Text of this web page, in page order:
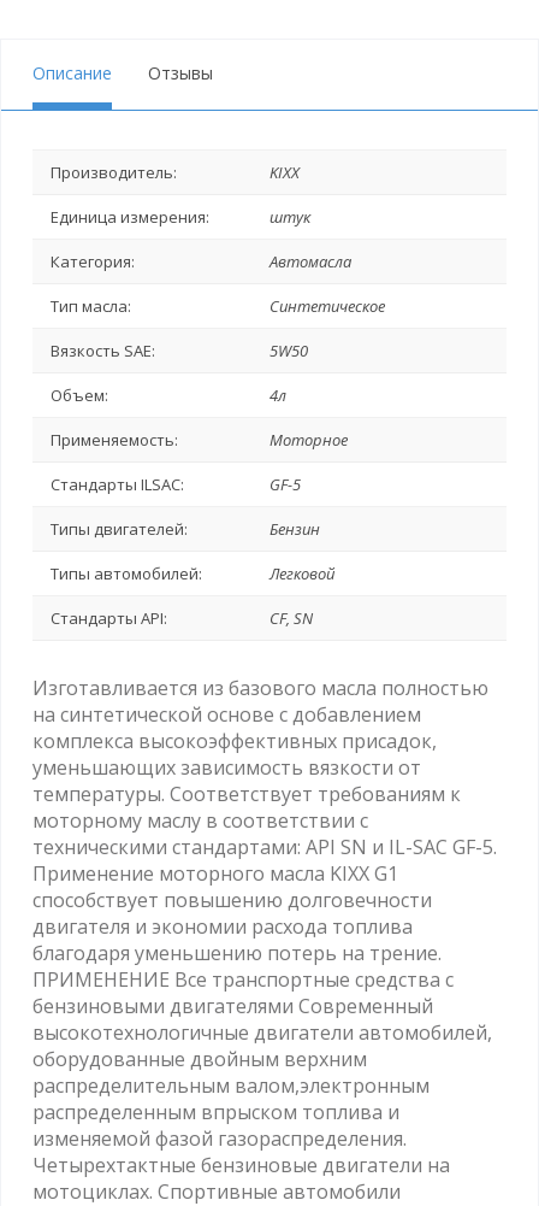
Описание Отзывы
Производитель: KIXX
Единица измерения: штук
Категория: Автомасла
Тип масла: Синтетическое
Вязкость SAE: 5W50
Объем: 4л
Применяемость: Моторное
Стандарты ILSAC: GF-5
Типы двигателей: Бензин
Типы автомобилей: Легковой
Стандарты API: CF, SN
Изготавливается из базового масла полностью
на синтетической основе с добавлением
комплекса высокоэффективных присадок,
уменьшающих зависимость вязкости от
температуры. Соответствует требованиям к
моторному маслу в соответствии с
техническими стандартами: API SN и IL-SAC GF-5.
Применение моторного масла KIXX G1
способствует повышению долговечности
двигателя и экономии расхода топлива
благодаря уменьшению потерь на трение.
ПРИМЕНЕНИЕ Все транспортные средства с
бензиновыми двигателями Современный
высокотехнологичные двигатели автомобилей,
оборудованные двойным верхним
распределительным валом,электронным
распределенным впрыском топлива и
изменяемой фазой газораспределения.
Четырехтактные бензиновые двигатели на
мотоциклах. Спортивные автомобили